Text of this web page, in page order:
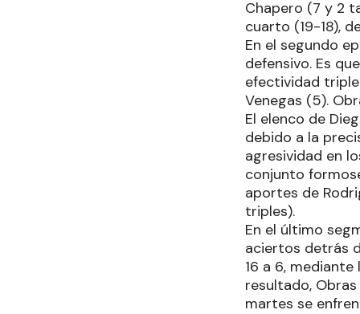
Chapero (7 y 2
cuarto (19-18),
En el segundo
defensivo. Es
efectividad
Venegas (5).
El elenco de
debido a la
agresividad en
conjunto
aportes de
triples).
En el último
aciertos detrás
16 a 6,
resultado,
martes se